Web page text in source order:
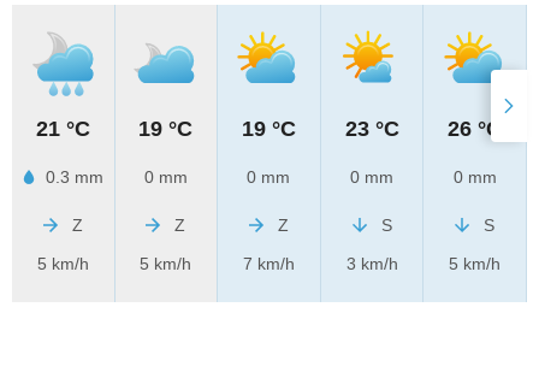
21 °C
0.3 mm
Z
5 km/h
19 °C
0 mm
Z
5 km/h
19 °C
0 mm
Z
7 km/h
23 °C
0 mm
S
3 km/h
26 °C
0 mm
S
5 km/h